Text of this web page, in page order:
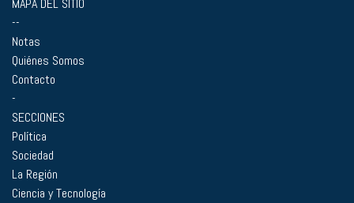
MAPA DEL SITIO
--
Notas
Quiénes Somos
Contacto
-
SECCIONES
Política
Sociedad
La Región
Ciencia y Tecnología